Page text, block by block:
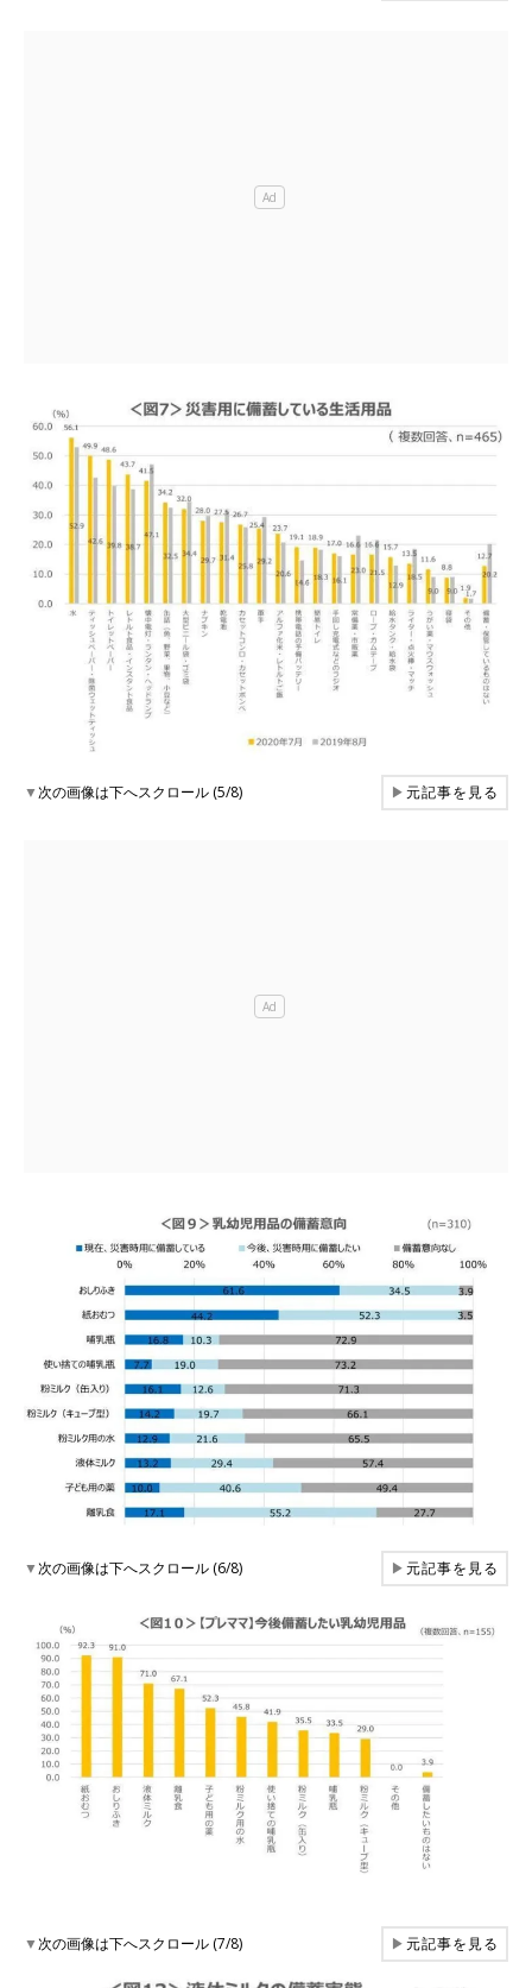
▼次の画像は下へスクロール (5/8) ▶元記事を見る
▼次の画像は下へスクロール (6/8) ▶元記事を見る
▼次の画像は下へスクロール (7/8) ▶元記事を見る